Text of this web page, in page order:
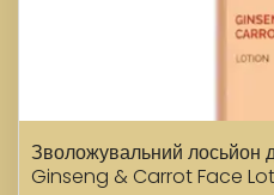
Зволожувальний лосьйон
Ginseng & Carrot Face